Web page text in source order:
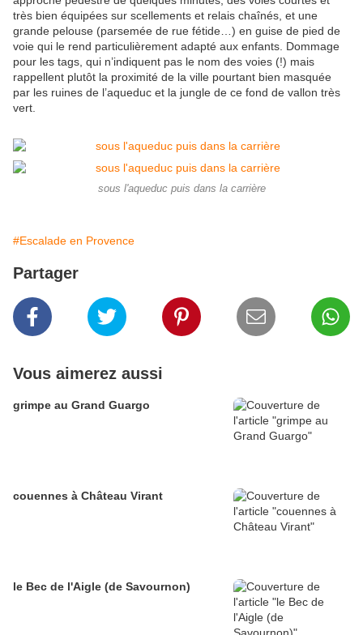
très bien équipées sur scellements et relais chaînés, et une
grande pelouse (parsemée de rue fétide…) en guise de pied de
voie qui le rend particulièrement adapté aux enfants. Dommage
pour les tags, qui n’indiquent pas le nom des voies (!) mais
rappellent plutôt la proximité de la ville pourtant bien masquée
par les ruines de l’aqueduc et la jungle de ce fond de vallon très
vert.
sous l'aqueduc puis dans la carrière
#Escalade en Provence
Partager
Vous aimerez aussi
grimpe au Grand Guargo
couennes à Château Virant
le Bec de l'Aigle (de Savournon)